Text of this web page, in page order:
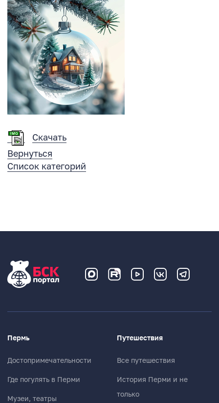
Скачать
Вернуться
Список категорий
Пермь
Достопримечательности
Где погулять в Перми
Музеи, театры
Путешествия
Все путешествия
История Перми и не
только